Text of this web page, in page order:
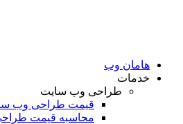
وب
طراحی وب سایت
قیمت طراحی وب سایت
محاسبه قیمت طراحی سایت